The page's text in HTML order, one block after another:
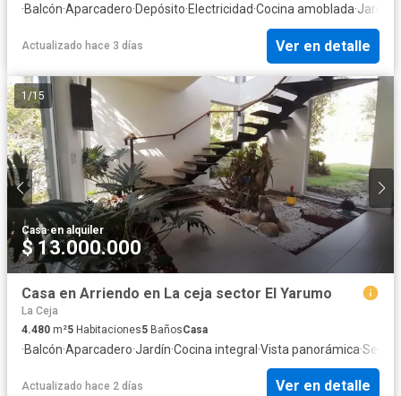
·Balcón·Aparcadero·Depósito·Electricidad·Cocina amoblada·Jardín
Actualizado hace 3 días Ver en detalle
1 /15
Casa·en alquiler
$ 13.000.000
Casa en Arriendo en La ceja sector El Yarumo
La Ceja
4.480 m²5 Habitaciones5 BañosCasa
·Balcón·Aparcadero·Jardín·Cocina integral ·Vista panorámica·
Actualizado hace 2 días Ver en detalle